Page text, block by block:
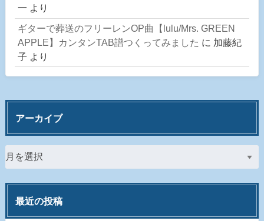
一 より
ギターで葬送のフリーレンOP曲【lulu/Mrs. GREEN
APPLE】カンタンTAB譜つくってみました に 加藤紀
子 より
アーカイブ
最近の投稿